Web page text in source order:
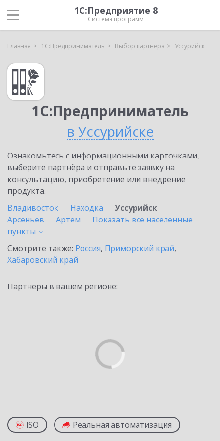
1С:Предприятие 8
Система программ
Главная 1С:Предприниматель Выбор партнёра Уссурийск
1С:Предприниматель
в Уссурийске
Ознакомьтесь с информационными карточками,
выберите партнёра и отправьте заявку на
консультацию, приобретение или внедрение
продукта.
Владивосток
Находка
Уссурийск
Арсеньев
Артем
Показать все населенные
пункты
Смотрите также: Россия, Приморский край,
Хабаровский край
Партнеры в вашем регионе:
ISO Реальная автоматизация